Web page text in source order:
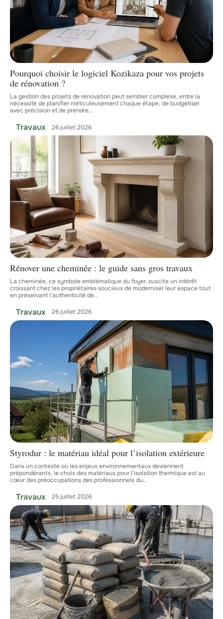
Pourquoi choisir le logiciel Kozikaza pour vos projets
de rénovation ?
La gestion des projets de rénovation peut sembler complexe, entre la
nécessité de planifier méticuleusement chaque étape, de budgétiser
avec précision et de prendre…
Travaux 26 juillet 2026
Rénover une cheminée : le guide sans gros travaux
La cheminée, ce symbole emblématique du foyer, suscite un intérêt
croissant chez les propriétaires soucieux de moderniser leur espace tout
en préservant l'authenticité de…
Travaux 26 juillet 2026
Styrodur : le matériau idéal pour l’isolation extérieure
Dans un contexte où les enjeux environnementaux deviennent
prépondérants, le choix des matériaux pour l’isolation thermique est au
cœur des préoccupations des professionnels du…
Travaux 25 juillet 2026